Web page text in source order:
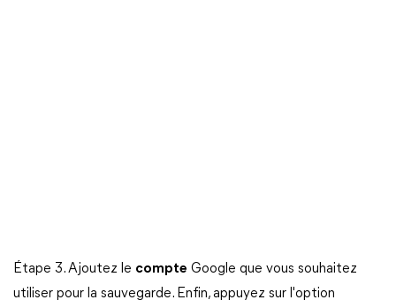
Étape 3. Ajoutez le compte Google que vous souhaitez
utiliser pour la sauvegarde. Enfin, appuyez sur l'option